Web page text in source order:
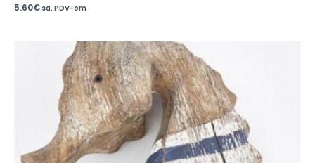
5.60€ sa. PDV-om